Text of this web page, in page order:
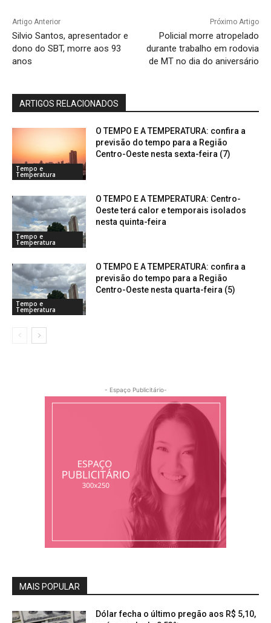
Artigo Anterior
Silvio Santos, apresentador e
dono do SBT, morre aos 93
anos
Próximo Artigo
Policial morre atropelado
durante trabalho em rodovia
de MT no dia do aniversário
ARTIGOS RELACIONADOS
Tempo e
Temperatura
O TEMPO E A TEMPERATURA: confira a
previsão do tempo para a Região
Centro-Oeste nesta sexta-feira (7)
Tempo e
Temperatura
O TEMPO E A TEMPERATURA: Centro-
Oeste terá calor e temporais isolados
nesta quinta-feira
Tempo e
Temperatura
O TEMPO E A TEMPERATURA: confira a
previsão do tempo para a Região
Centro-Oeste nesta quarta-feira (5)
- Espaço Publicitário-
MAIS POPULAR
Dólar fecha o último pregão aos R$ 5,10,